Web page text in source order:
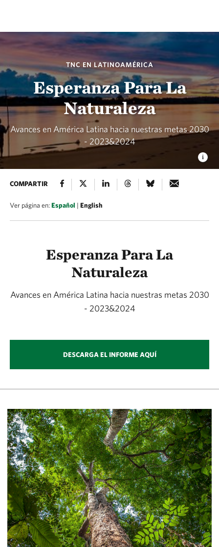
TNC EN LATINOAMÉRICA
Esperanza Para La
Naturaleza
Avances en América Latina hacia nuestras metas 2030
- 2023&2024
COMPARTIR
Ver página en:Español | English
Esperanza Para La
Naturaleza
Avances en América Latina hacia nuestras metas 2030
- 2023&2024
DESCARGA EL INFORME AQUÍ